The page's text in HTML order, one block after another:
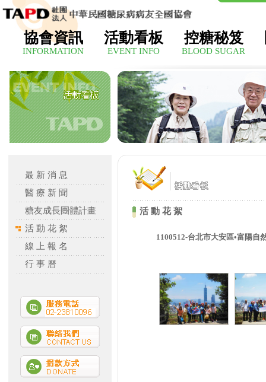
協會資訊
INFORMATION
活動看板
EVENT INFO
控糖秘笈
BLOOD SUGAR
最 新 消 息
醫 療 新 聞
糖友成長團體計畫
活 動 花 絮
線 上 報 名
行 事 曆
活 動 花 絮
1100512-台北市大安區•富陽自